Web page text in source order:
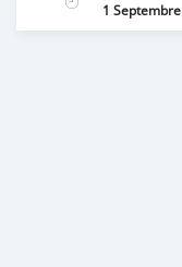
1 Septembre